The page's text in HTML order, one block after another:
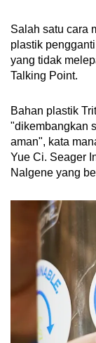
Salah satu cara
plastik
yang tidak
Talking Point.
Bahan plastik
"dikembangkan
aman", kata
Yue Ci. Seager
Nalgene yang